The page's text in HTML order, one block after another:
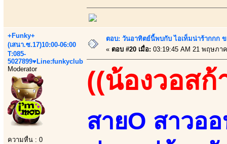
+Funky+
(เสนา.ซ.17)10:00-06:00
T:085-
5027899♥Line:funkyclub
Moderator
ความหื่น : 0
ตอบ: วันอาทิตย์นี้พบกับ ไอเท็มน่าร้ากกก
« ตอบ #20 เมื่อ: 03:19:45 AM 21 พฤษภา
((น้องวอสก้
สายO สาวอ